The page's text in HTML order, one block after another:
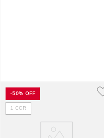
-50% OFF
1 COR